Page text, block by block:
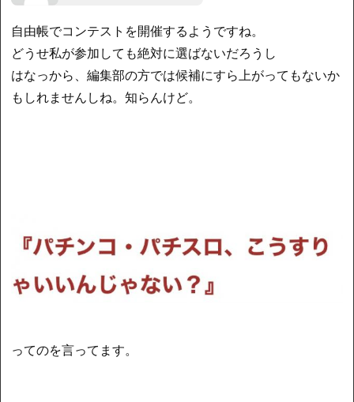
自由帳でコンテストを開催するようですね。
どうせ私が参加しても絶対に選ばないだろうし
はなっから、編集部の方では候補にすら上がってもないか
もしれませんしね。知らんけど。
ってのを言ってます。